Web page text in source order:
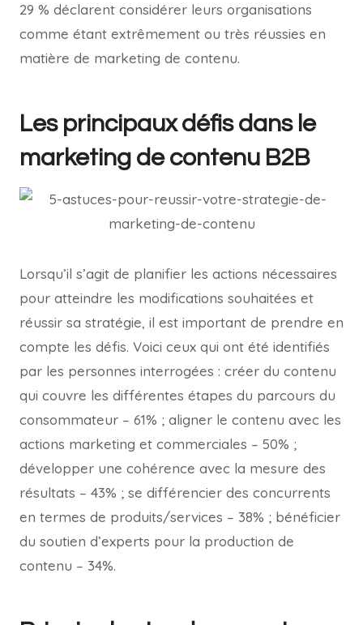
29 % déclarent considérer leurs organisations
comme étant extrêmement ou très réussies en
matière de marketing de contenu.
Les principaux défis dans le
marketing de contenu B2B
Lorsqu’il s’agit de planifier les actions nécessaires
pour atteindre les modifications souhaitées et
réussir sa stratégie, il est important de prendre en
compte les défis. Voici ceux qui ont été identifiés
par les personnes interrogées : créer du contenu
qui couvre les différentes étapes du parcours du
consommateur – 61% ; aligner le contenu avec les
actions marketing et commerciales – 50% ;
développer une cohérence avec la mesure des
résultats – 43% ; se différencier des concurrents
en termes de produits/services – 38% ; bénéficier
du soutien d’experts pour la production de
contenu – 34%.